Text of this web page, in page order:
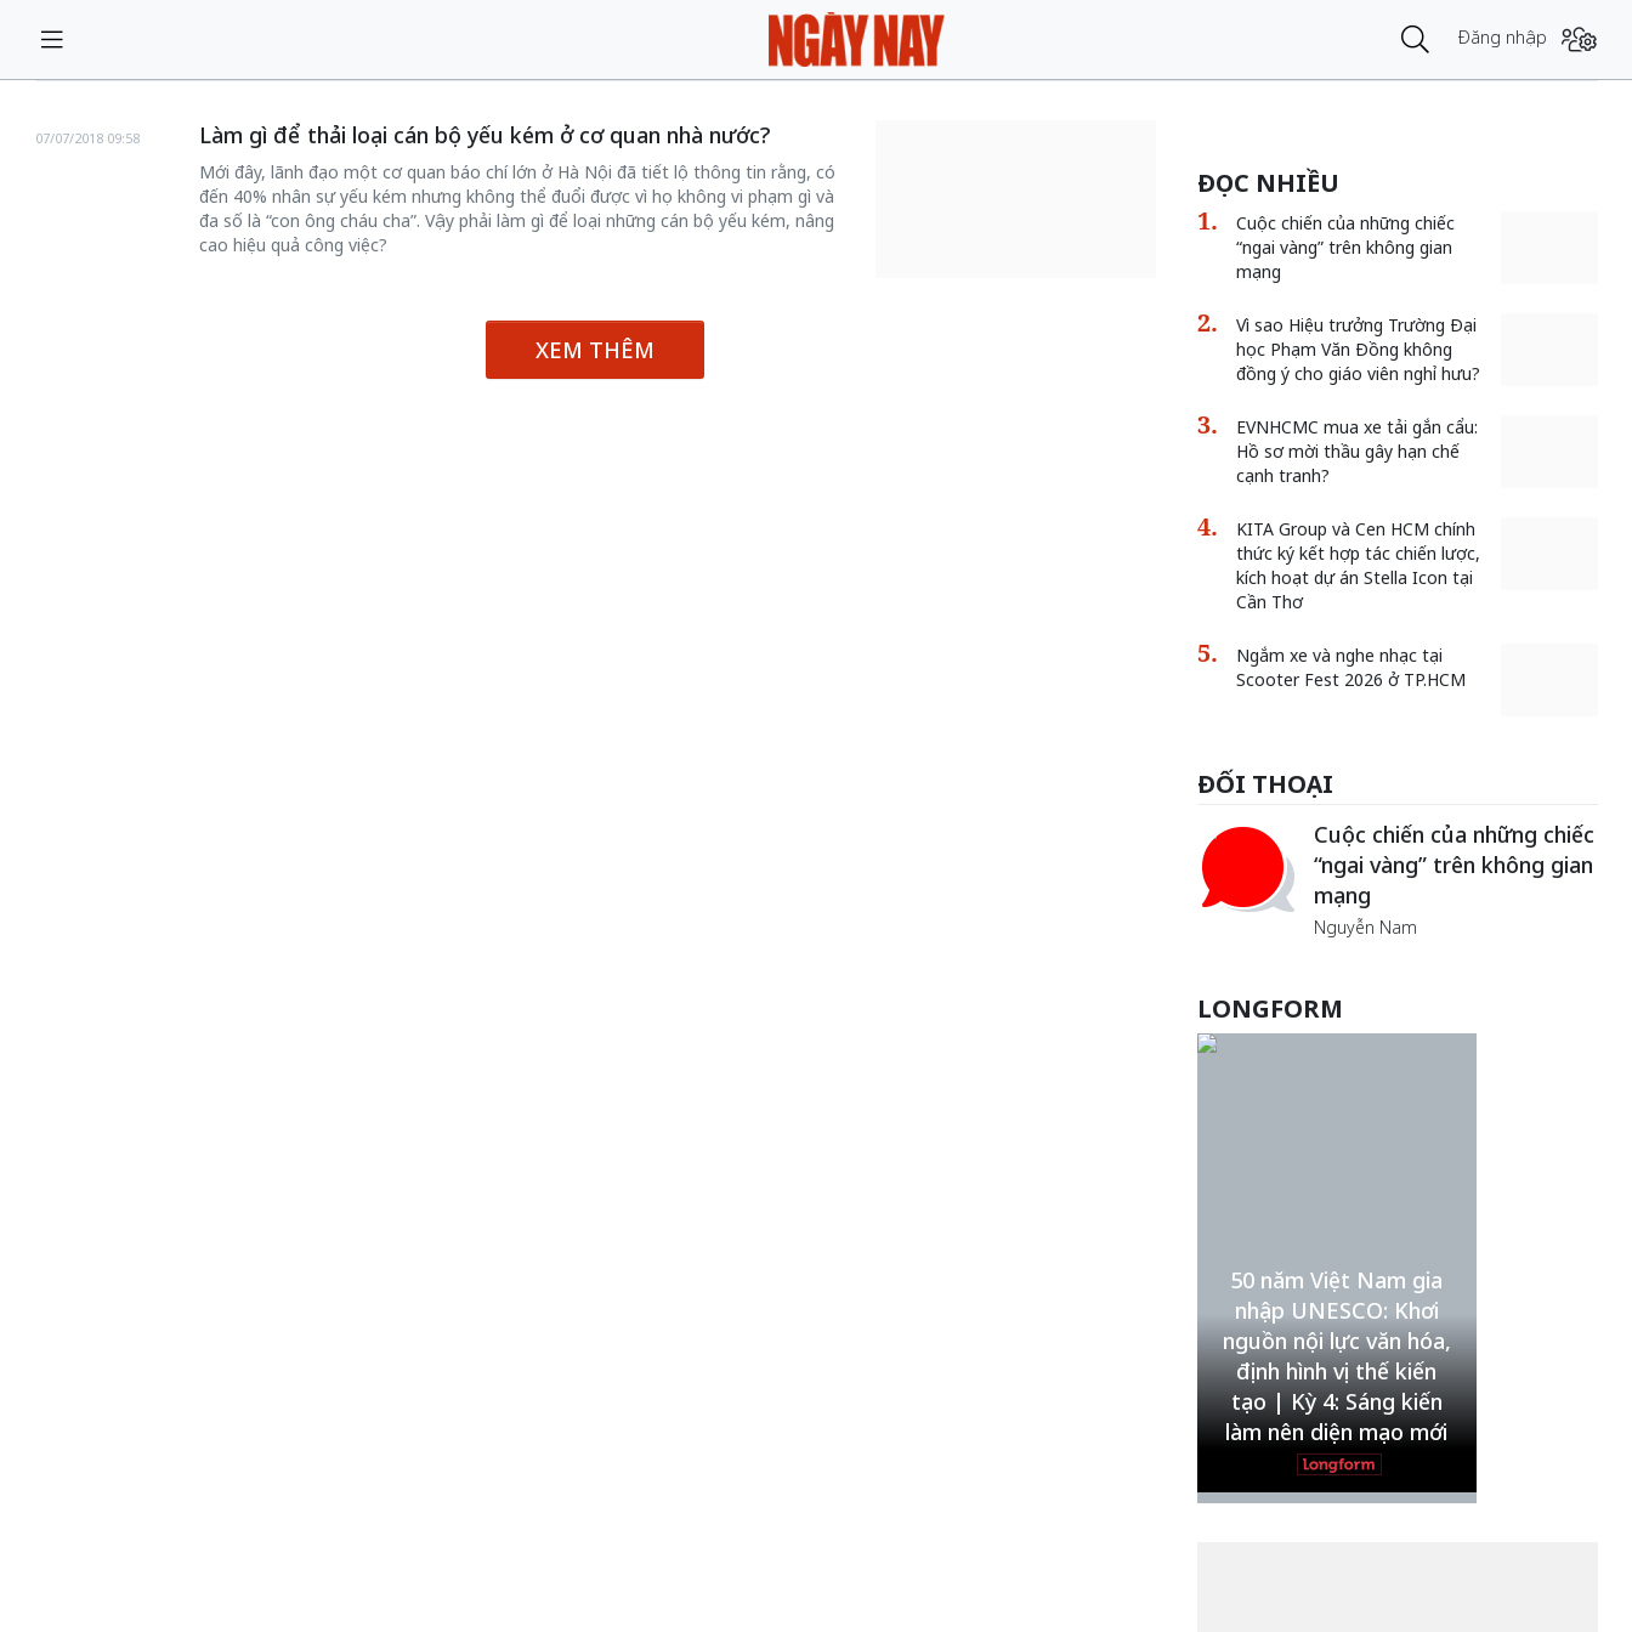
Đăng nhập
Làm gì để thải loại cán bộ yếu kém ở cơ quan nhà nước?
07/07/2018 09:58
Mới đây, lãnh đạo một cơ quan báo chí lớn ở Hà Nội đã tiết lộ thông tin rằng, có
đến 40% nhân sự yếu kém nhưng không thể đuổi được vì họ không vi phạm gì và
đa số là “con ông cháu cha”. Vậy phải làm gì để loại những cán bộ yếu kém, nâng
cao hiệu quả công việc?
XEM THÊM
ĐỌC NHIỀU
Cuộc chiến của những chiếc
“ngai vàng” trên không gian
mạng
Vì sao Hiệu trưởng Trường Đại
học Phạm Văn Đồng không
đồng ý cho giáo viên nghỉ hưu?
EVNHCMC mua xe tải gắn cẩu:
Hồ sơ mời thầu gây hạn chế
cạnh tranh?
KITA Group và Cen HCM chính
thức ký kết hợp tác chiến lược,
kích hoạt dự án Stella Icon tại
Cần Thơ
Ngắm xe và nghe nhạc tại
Scooter Fest 2026 ở TP.HCM
ĐỐI THOẠI
Cuộc chiến của những chiếc
“ngai vàng” trên không gian
mạng
Nguyễn Nam
Lê Hiền
Vẻ đẹp của khoa học nhân
văn
Lưu Nguyệt Linh
LONGFORM
50 năm Việt Nam gia
nhập UNESCO: Khơi
nguồn nội lực văn hóa,
định hình vị thế kiến
tạo | Kỳ 4: Sáng kiến
làm nên diện mạo mới